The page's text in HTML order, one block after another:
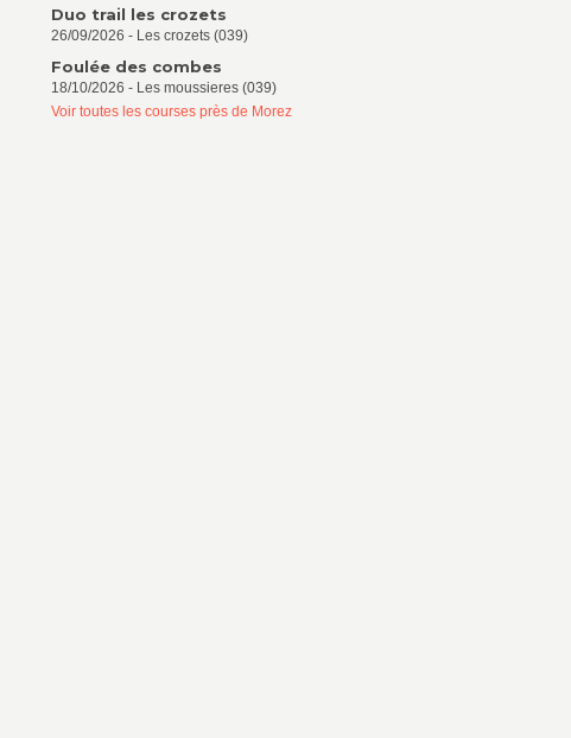
Duo trail les crozets
26/09/2026 - Les crozets (039)
Foulée des combes
18/10/2026 - Les moussieres (039)
Voir toutes les courses près de Morez